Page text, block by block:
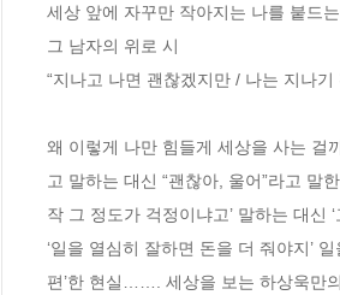
세상 앞에 자꾸만 작아지는 나를 붙드는
그 남자의 위로 시
“지나고 나면 괜찮겠지만 / 나는 지나기
왜 이렇게 나만 힘들게 세상을 사는 걸
고 말하는 대신 “괜찮아, 울어”라고 말
작 그 정도가 걱정이냐고’ 말하는 대신
‘일을 열심히 잘하면 돈을 더 줘야지’
편’한 현실……. 세상을 보는 하상욱만